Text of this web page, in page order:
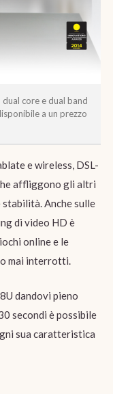
dual core e dual band
a un prezzo
e wireless, DSL-
affliggono gli altri
Anche sulle
di video HD è
online e le
mai interrotti.
dandovi pieno
secondi è possibile
sua caratteristica